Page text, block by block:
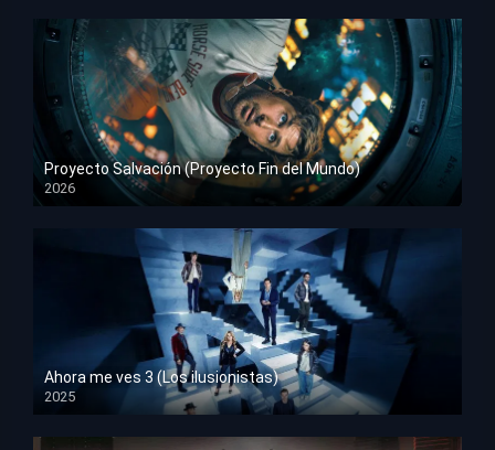
Proyecto Salvación (Proyecto Fin del Mundo)
2026
HD 1080p
Ahora me ves 3 (Los ilusionistas)
2025
HD 1080p